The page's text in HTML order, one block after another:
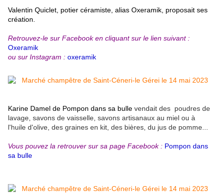
Valentin Quiclet, potier céramiste, alias Oxeramik, proposait ses
création.
Retrouvez-le sur Facebook en cliquant sur le lien suivant :
Oxeramik
ou sur Instagram : oxeramik
Karine Damel de Pompon dans sa bulle vendait des poudres de
lavage, savons de vaisselle, savons artisanaux au miel ou à
l'huile d'olive, des graines en kit, des bières, du jus de pomme...
Vous pouvez la retrouver sur sa page Facebook : Pompon dans
sa bulle